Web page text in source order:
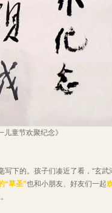
童节欢聚纪念》
写下的。孩子们凑近了看，“玄
“草圣”也和小朋友、好友们一起